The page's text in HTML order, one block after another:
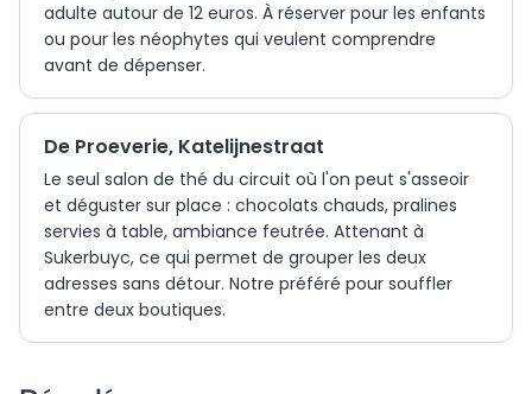
adulte autour de 12 euros. À réserver pour les enfants
ou pour les néophytes qui veulent comprendre
avant de dépenser.
De Proeverie, Katelijnestraat
Le seul salon de thé du circuit où l'on peut s'asseoir
et déguster sur place : chocolats chauds, pralines
servies à table, ambiance feutrée. Attenant à
Sukerbuyc, ce qui permet de grouper les deux
adresses sans détour. Notre préféré pour souffler
entre deux boutiques.